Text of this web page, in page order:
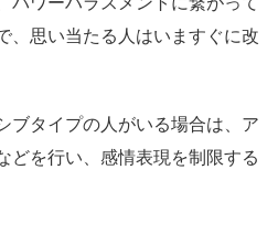
、思い当たる人はいますぐに改
ブタイプの人がいる場合は、ア
どを行い、感情表現を制限する